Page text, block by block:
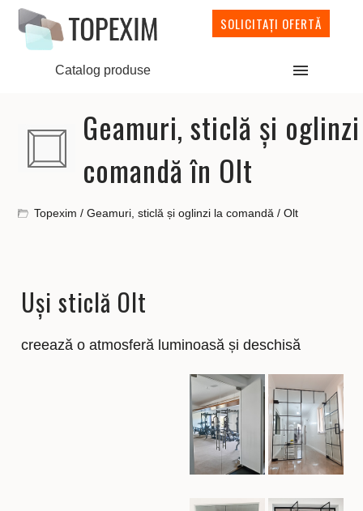
SOLICITAȚI OFERTĂ
Catalog produse
Geamuri, sticlă și
comandă în Olt
Topexim /Geamuri, sticlă și oglinzi la comandă /Olt
Uși sticlă Olt
creează o atmosferă luminoasă și deschisă